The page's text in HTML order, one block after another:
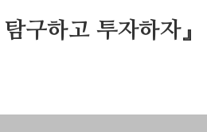
구하고 투자하자』